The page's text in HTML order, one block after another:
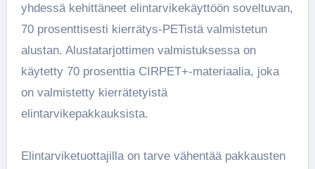
yhdessä kehittäneet elintarvikekäyttöön soveltuvan,
70 prosenttisesti kierrätys-PETistä valmistetun
alustan. Alustatarjottimen valmistuksessa on
käytetty 70 prosenttia CIRPET+-materiaalia, joka
on valmistetty kierrätetyistä
elintarvikepakkauksista.
Elintarviketuottajilla on tarve vähentää pakkausten